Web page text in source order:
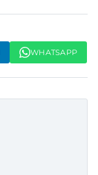
WHATSAPP